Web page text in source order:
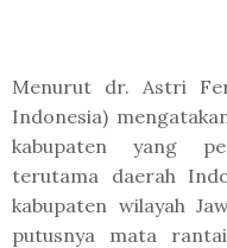
Menurut dr. Astri
Indonesia)
kabupaten yang
terutama daerah
kabupaten wilayah
putusnya mata